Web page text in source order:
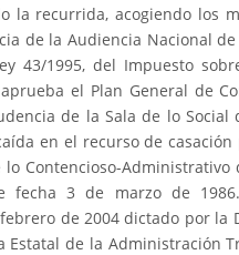
la recurrida, acogiendo los
de la Audiencia Nacional
1995, del Impuesto
el Plan General de
de la Sala de lo
en el recurso de
Contencioso-
fecha 3 de marzo de
de 2004 dictado por la
Estatal de la Administración